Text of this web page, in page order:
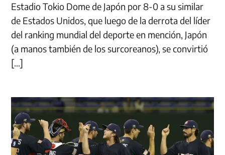
Estadio Tokio Dome de Japón por 8-0 a su similar
de Estados Unidos, que luego de la derrota del líder
del ranking mundial del deporte en mención, Japón
(a manos también de los surcoreanos), se convirtió
[…]